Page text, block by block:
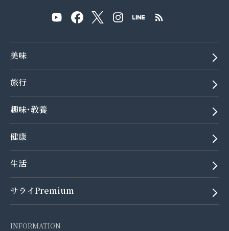
美味
旅行
趣味･教養
健康
生活
サライPremium
INFORMATION